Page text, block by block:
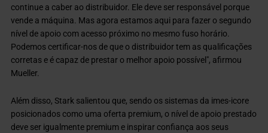
continue a caber ao distribuidor. Ele deve ser responsável porque
vende a máquina. Mas agora estamos aqui para fazer o segundo
nível de apoio com acesso próximo no mesmo fuso horário.
Podemos certificar-nos de que o distribuidor tem as qualificações
corretas e é capaz de prestar o melhor apoio possível", afirmou
Mueller.
Além disso, Stark salientou que, sendo os sistemas da imes-icore
posicionados como uma oferta premium, o nível de apoio prestado
deve ser igualmente premium e inspirar confiança aos seus